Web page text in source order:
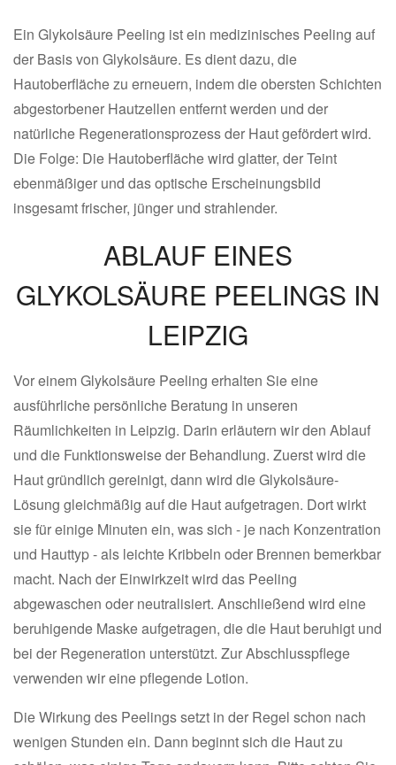
Ein Glykolsäure Peeling ist ein medizinisches Peeling auf
der Basis von Glykolsäure. Es dient dazu, die
Hautoberfläche zu erneuern, indem die obersten Schichten
abgestorbener Hautzellen entfernt werden und der
natürliche Regenerationsprozess der Haut gefördert wird.
Die Folge: Die Hautoberfläche wird glatter, der Teint
ebenmäßiger und das optische Erscheinungsbild
insgesamt frischer, jünger und strahlender.
ABLAUF EINES
GLYKOLSÄURE PEELINGS IN
LEIPZIG
Vor einem Glykolsäure Peeling erhalten Sie eine
ausführliche persönliche Beratung in unseren
Räumlichkeiten in Leipzig. Darin erläutern wir den Ablauf
und die Funktionsweise der Behandlung. Zuerst wird die
Haut gründlich gereinigt, dann wird die Glykolsäure-
Lösung gleichmäßig auf die Haut aufgetragen. Dort wirkt
sie für einige Minuten ein, was sich - je nach Konzentration
und Hauttyp - als leichte Kribbeln oder Brennen bemerkbar
macht. Nach der Einwirkzeit wird das Peeling
abgewaschen oder neutralisiert. Anschließend wird eine
beruhigende Maske aufgetragen, die die Haut beruhigt und
bei der Regeneration unterstützt. Zur Abschlusspflege
verwenden wir eine pflegende Lotion.
Die Wirkung des Peelings setzt in der Regel schon nach
wenigen Stunden ein. Dann beginnt sich die Haut zu